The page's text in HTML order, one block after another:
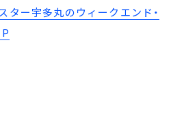
ター宇多丸のウィークエンド・